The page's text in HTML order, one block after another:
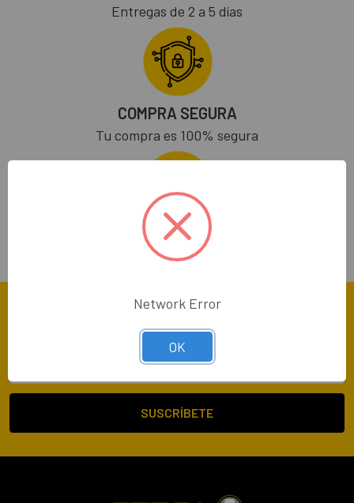
Entregas de 2 a 5 días
COMPRA SEGURA
Tu compra es 100% segura
SOPORTE 24/7
Seguimiento de tu pedido y dudas
Suscríbete A Nuestro Newsletter
correo
Network Error
OK